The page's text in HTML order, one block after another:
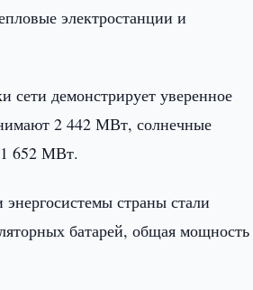
электростанции и
сети демонстрирует уверенное
2 442 МВт, солнечные
652 МВт.
страны стали
батарей, общая мощность